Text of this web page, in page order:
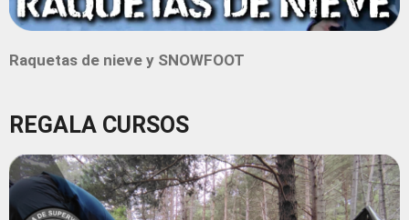
Raquetas de nieve y SNOWFOOT
REGALA CURSOS